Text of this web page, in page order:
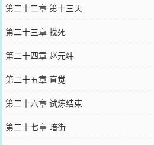
第二十二章 第十三天
第二十三章 找死
第二十四章 赵元纬
第二十五章 直觉
第二十六章 试炼结束
第二十七章 暗街